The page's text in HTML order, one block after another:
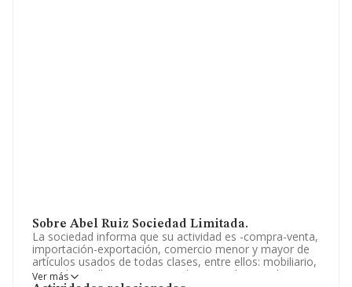
Sobre Abel Ruiz Sociedad Limitada.
La sociedad informa que su actividad es -compra-venta,
importación-exportación, comercio menor y mayor de
artículos usados de todas clases, entre ellos: mobiliario,
monedas, sellos, tapices, cuadros, esculturas, objetos
Ver más